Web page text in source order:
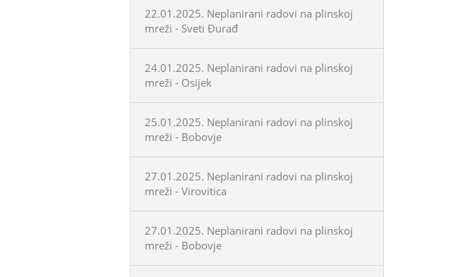
22.01.2025. Neplanirani radovi na plinskoj
mreži - Sveti Đurađ
24.01.2025. Neplanirani radovi na plinskoj
mreži - Osijek
25.01.2025. Neplanirani radovi na plinskoj
mreži - Bobovje
27.01.2025. Neplanirani radovi na plinskoj
mreži - Virovitica
27.01.2025. Neplanirani radovi na plinskoj
mreži - Bobovje